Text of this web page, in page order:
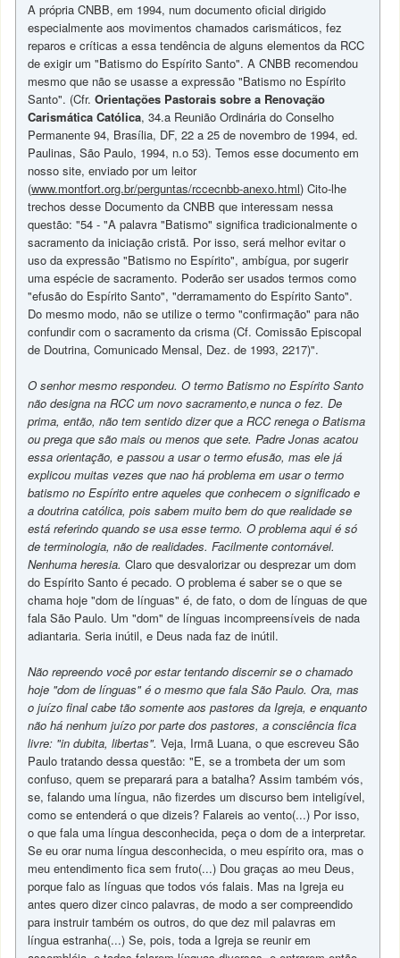
A própria CNBB, em 1994, num documento oficial dirigido
especialmente aos movimentos chamados carismáticos, fez
reparos e críticas a essa tendência de alguns elementos da RCC
de exigir um "Batismo do Espírito Santo". A CNBB recomendou
mesmo que não se usasse a expressão "Batismo no Espírito
Santo". (Cfr.Orientações Pastorais sobre a Renovação
Carismática Católica, 34.a Reunião Ordinária do Conselho
Permanente 94, Brasília, DF, 22 a 25 de novembro de 1994, ed.
Paulinas, São Paulo, 1994, n.o 53). Temos esse documento em
nosso site, enviado por um leitor
(www.montfort.org.br/perguntas/rccecnbb-anexo.html) Cito-lhe
trechos desse Documento da CNBB que interessam nessa
questão: "54 - "A palavra "Batismo" significa tradicionalmente o
sacramento da iniciação cristã. Por isso, será melhor evitar o
uso da expressão "Batismo no Espírito", ambígua, por sugerir
uma espécie de sacramento. Poderão ser usados termos como
"efusão do Espírito Santo", "derramamento do Espírito Santo".
Do mesmo modo, não se utilize o termo "confirmação" para não
confundir com o sacramento da crisma (Cf. Comissão Episcopal
de Doutrina, Comunicado Mensal, Dez. de 1993, 2217)".
O senhor mesmo respondeu. O termo Batismo no Espírito Santo
não designa na RCC um novo sacramento,e nunca o fez. De
prima, então, não tem sentido dizer que a RCC renega o Batisma
ou prega que são mais ou menos que sete. Padre Jonas acatou
essa orientação, e passou a usar o termo efusão, mas ele já
explicou muitas vezes que nao há problema em usar o termo
batismo no Espírito entre aqueles que conhecem o significado e
a doutrina católica, pois sabem muito bem do que realidade se
está referindo quando se usa esse termo. O problema aqui é só
de terminologia, não de realidades. Facilmente contornável.
Nenhuma heresia. Claro que desvalorizar ou desprezar um dom
do Espírito Santo é pecado. O problema é saber se o que se
chama hoje "dom de línguas" é, de fato, o dom de línguas de que
fala São Paulo. Um "dom" de línguas incompreensíveis de nada
adiantaria. Seria inútil, e Deus nada faz de inútil.
Não repreendo você por estar tentando discernir se o chamado
hoje "dom de línguas" é o mesmo que fala São Paulo. Ora, mas
o juízo final cabe tão somente aos pastores da Igreja, e enquanto
não há nenhum juízo por parte dos pastores, a consciência fica
livre: "in dubita, libertas". Veja, Irmã Luana, o que escreveu São
Paulo tratando dessa questão: "E, se a trombeta der um som
confuso, quem se preparará para a batalha? Assim também vós,
se, falando uma língua, não fizerdes um discurso bem inteligível,
como se entenderá o que dizeis? Falareis ao vento(...) Por isso,
o que fala uma língua desconhecida, peça o dom de a interpretar.
Se eu orar numa língua desconhecida, o meu espírito ora, mas o
meu entendimento fica sem fruto(...) Dou graças ao meu Deus,
porque falo as línguas que todos vós falais. Mas na Igreja eu
antes quero dizer cinco palavras, de modo a ser compreendido
para instruir também os outros, do que dez mil palavras em
língua estranha(...) Se, pois, toda a Igreja se reunir em